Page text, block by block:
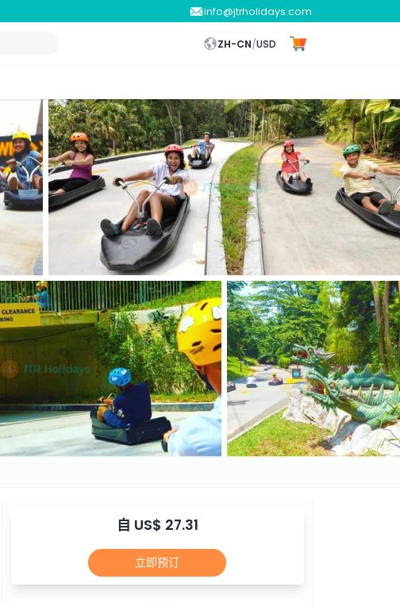
info@jtrholidays.com
ZH-CN/USD
自 US$ 27.31
立即预订